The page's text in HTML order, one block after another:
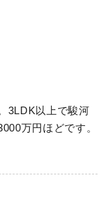
3LDK以上で駿河
万円ほどです。